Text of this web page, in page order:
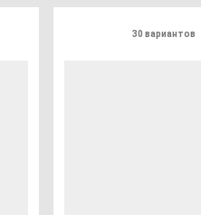
30 вариантов